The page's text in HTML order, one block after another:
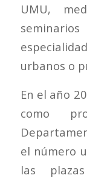
UMU,
urbanos o
En el año
como
el número
las